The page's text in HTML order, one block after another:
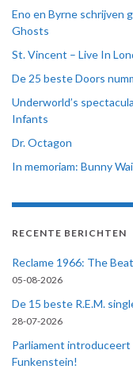
Eno en Byrne schrijven
Ghosts
St. Vincent – Live In
De 25 beste Doors
Underworld’s
Infants
Dr. Octagon
In memoriam: Bunny
RECENTE BERICHTEN
Reclame 1966: The
05-08-2026
De 15 beste R.E.M.
28-07-2026
Parliament introduceert
Funkenstein!